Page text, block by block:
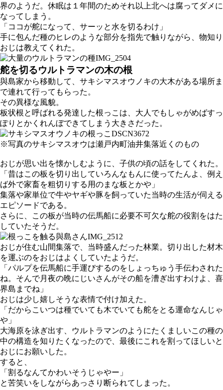
界のようだ。休眠は１年間のためそれ以上北へは腐ってダメに
なってしまう。
「ココが舵になって、サーッと水を切るわけ」
手に包んだ種のヒレのような部分を指先で触りながら、物知り
おじは教えてくれた。
舵を切るウルトラマンの木の根
與島家から移動して、サキシマスオウノキの大木がある場所ま
で連れて行ってもらった。
その異様な風貌。
板状根と呼ばれる発達した根っこは、大人でもしゃがめばすっ
ぽりとかくれんぼできてしまう大きさだった。
※写真のサキシマスオウは瀬戸内町油井集落近くのもの
おじが思い出を懐かしむように、子供の頃の話をしてくれた。
「昔はこの板を切り出していろんなもんに使ってたんよ、例え
ば外で家畜を粗切りする用のまな板とかや」
集落や家単位で牛やヤギや豚を飼っていた当時の生活が伺える
エピソードである。
さらに、この板が当時の伝馬船に必要不可欠な舵の役割をはた
していたそうだ。
おじが住む山間集落で、当時盛んだった林業。切り出した材木
を運ぶのをおじはよくしていたようだ。
「パルプを伝馬船に手運びするのをしょっちゅう手伝わされた
ね。そんで月夜の晩にじいさんがその船を漕ぎ出すわけよ、喜
界島までね」
おじは少し嬉しそうな表情で付け加えた。
「だからこいつは種でいても木でいても舵をとる運命なんじゃ
や」
大海原を泳ぎ出す、ウルトラマンのようにたくましいこの種の
中の構造を知りたくなったので、最後にこれを割ってほしいと
おじにお願いした。
すると、
「割るなんてかわいそうじゃやー」
と苦笑いをしながらあっさり断られてしまった。